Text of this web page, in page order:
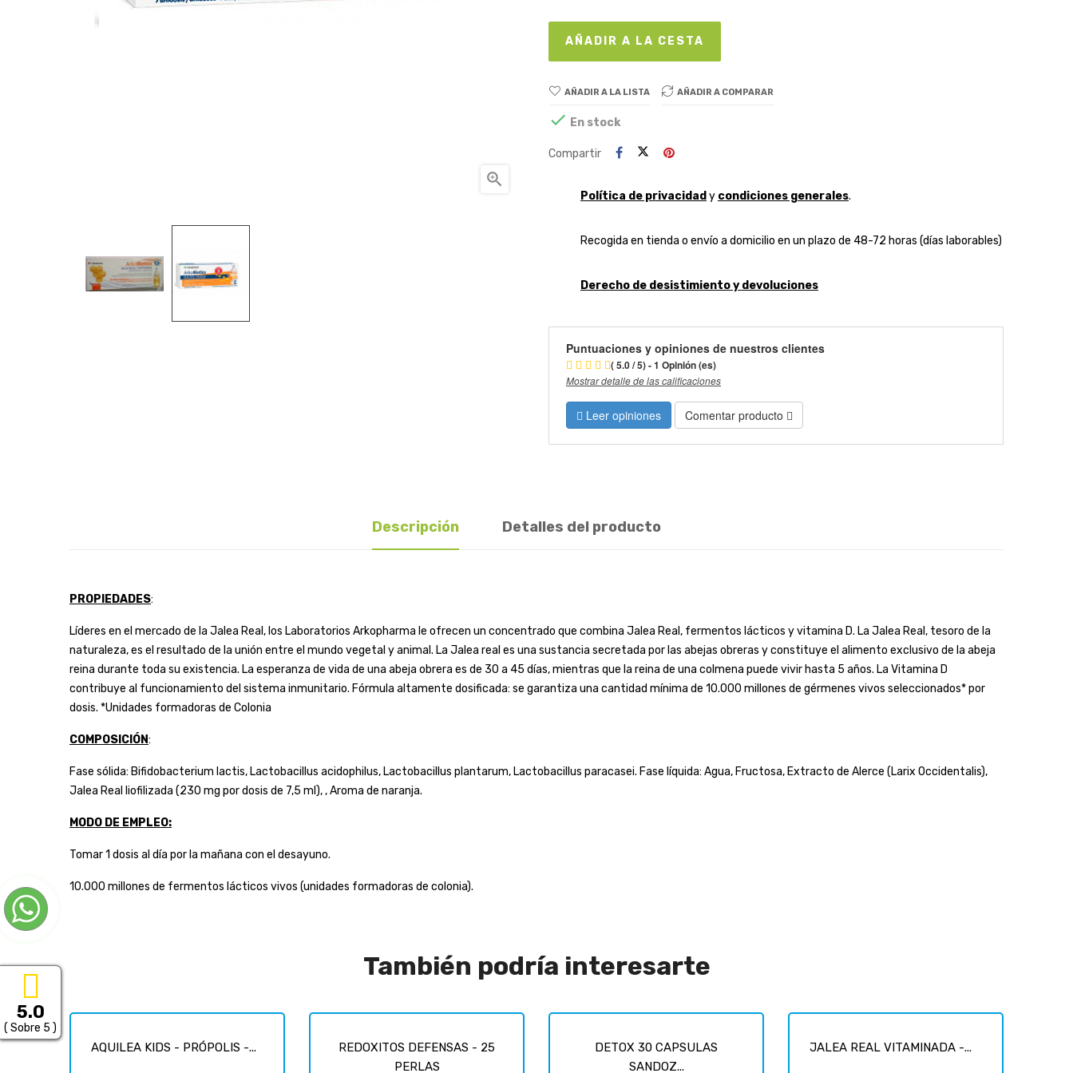

AÑADIR A LA CESTA
AÑADIR A LA LISTA AÑADIR A COMPARAR
 En stock
Compartir
Política de privacidad y condiciones generales.
Recogida en tienda o envío a domicilio en un plazo de 48-72 horas (días laborables)
Derecho de desistimiento y devoluciones
Puntuaciones y opiniones de nuestros clientes
( 5.0 / 5) - 1 Opinión (es)
Mostrar detalle de las calificaciones
Leer opiniones Comentar producto
Descripción Detalles del producto
PROPIEDADES:
Líderes en el mercado de la Jalea Real, los Laboratorios Arkopharma le ofrecen un concentrado que combina Jalea Real, fermentos lácticos y vitamina D. La Jalea Real, tesoro de la
naturaleza, es el resultado de la unión entre el mundo vegetal y animal. La Jalea real es una sustancia secretada por las abejas obreras y constituye el alimento exclusivo de la abeja
reina durante toda su existencia. La esperanza de vida de una abeja obrera es de 30 a 45 días, mientras que la reina de una colmena puede vivir hasta 5 años. La Vitamina D
contribuye al funcionamiento del sistema inmunitario. Fórmula altamente dosificada: se garantiza una cantidad mínima de 10.000 millones de gérmenes vivos seleccionados* por
dosis. *Unidades formadoras de Colonia
COMPOSICIÓN:
Fase sólida: Bifidobacterium lactis, Lactobacillus acidophilus, Lactobacillus plantarum, Lactobacillus paracasei. Fase líquida: Agua, Fructosa, Extracto de Alerce (Larix Occidentalis),
Jalea Real liofilizada (230 mg por dosis de 7,5 ml), , Aroma de naranja.
MODO DE EMPLEO:
Tomar 1 dosis al día por la mañana con el desayuno.
10.000 millones de fermentos lácticos vivos (unidades formadoras de colonia).
También podría interesarte
AQUILEA KIDS - PRÓPOLIS -...
REDOXITOS DEFENSAS - 25
PERLAS
DETOX 30 CAPSULAS
SANDOZ...
JALEA REAL VITAMINADA -...
5.0
( Sobre 5 )